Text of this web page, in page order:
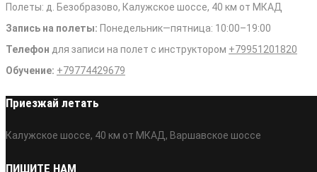
Полеты: д. Безобразово, Калужское шоссе, 40 км от МКАД
Запись на полеты: Понедельник—пятница: 10:00–19:00
Телефон для записи на полет с инструктором +79951201820
Обучение: +79774429679
Приезжай летать
Калужское шоссе, 40 км от МКАД, Варшавское шоссе
ПИШИТЕ НАМ